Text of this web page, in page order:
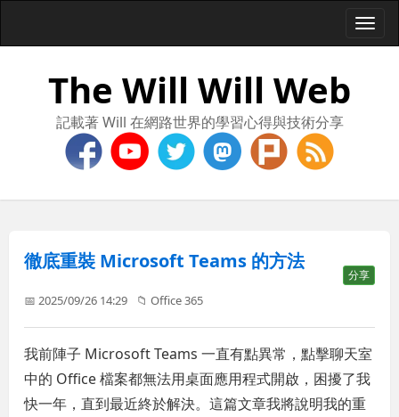
The Will Will Web
記載著 Will 在網路世界的學習心得與技術分享
徹底重裝 Microsoft Teams 的方法
分享
📅 2025/09/26 14:29 📁Office 365
我前陣子 Microsoft Teams 一直有點異常，點擊聊天室
中的 Office 檔案都無法用桌面應用程式開啟，困擾了我
快一年，直到最近終於解決。這篇文章我將說明我的重